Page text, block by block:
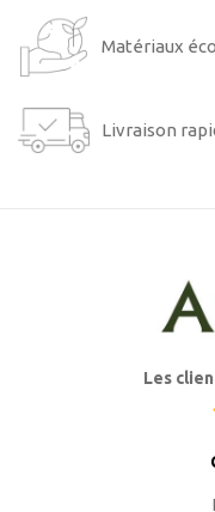
Matériaux
Livraison
Les